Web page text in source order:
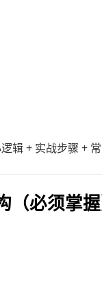
辑 + 实战步骤 + 常
必须掌握